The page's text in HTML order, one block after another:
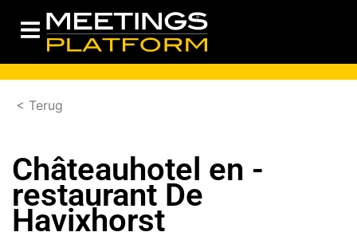
< Terug
Châteauhotel en -
restaurant De
Havixhorst